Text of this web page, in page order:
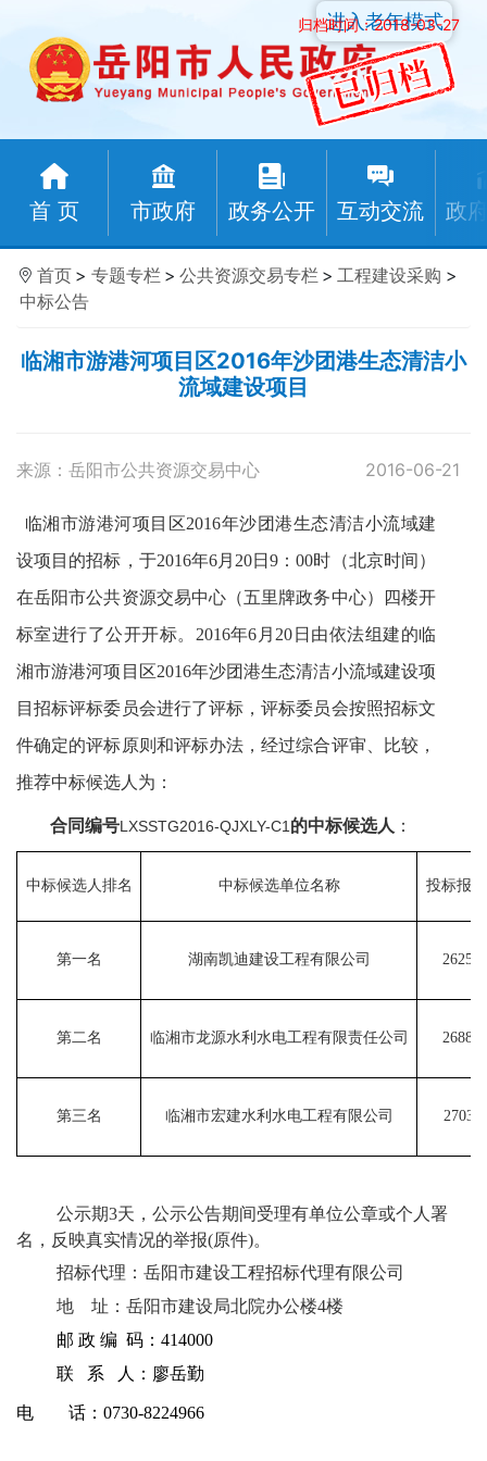
归档时间：2018-03-27
首 页 市政府 政务公开 互动交流 政
进入老年模式
首页 > 专题专栏 > 公共资源交易专栏 > 工程建设采购 >
中标公告
临湘市游港河项目区2016年沙团港生态清洁小
流域建设项目
来源：岳阳市公共资源交易中心 2016-06-21
临湘市游港河项目区2016年沙团港生态清洁小流域建
设项目的招标，于2016年6月20日9：00时（北京时间）
在岳阳市公共资源交易中心（五里牌政务中心）四楼开
标室进行了公开开标。2016年6月20日由依法组建的临
湘市游港河项目区2016年沙团港生态清洁小流域建设项
目招标评标委员会进行了评标，评标委员会按照招标文
件确定的评标原则和评标办法，经过综合评审、比较，
推荐中标候选人为：
合同编号LXSSTG2016-QJXLY-C1 的中标候选人 ：
中标候选人排名 中标候选单位名称 投标报
第一名 湖南凯迪建设工程有限公司
第二名 临湘市龙源水利水电工程有限责任公司
第三名 临湘市宏建水利水电工程有限公司
公示期3天，公示公告期间受理有单位公章或个人署
名，反映真实情况的举报(原件)。
招标代理：岳阳市建设工程招标代理有限公司
地
址：岳阳市建设局北院办公楼4楼
邮 政 编 码： 414000
联
系 人：廖岳勤
电 话： 0730-8224966